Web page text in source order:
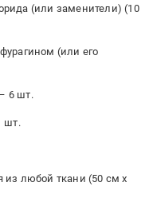
(или заменители) (10
(или его
6 шт.
шт.
из любой ткани (50 см х